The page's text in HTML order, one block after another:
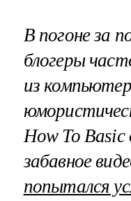
В погоне за
блогеры
из
How To Basic
забавное
попытался